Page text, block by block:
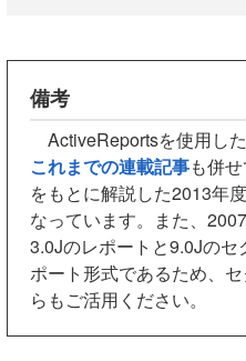
備考
ActiveReportsを使用し
これまでの連載記事も併
をもとに解説した2013年
なっています。また、
3.0Jのレポートと9.0Jの
ポート形式であるため、
らもご活用ください。